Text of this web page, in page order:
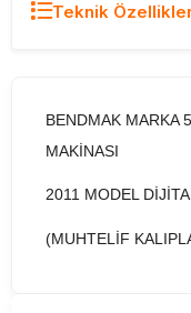
Teknik
BENDMAK MARKA
MAKİNASI
2011 MODEL
(MUHTELİF